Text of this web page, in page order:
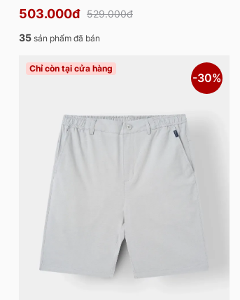
503.000đ 529.000đ
35 sản phẩm đã bán
Chỉ còn tại cửa hàng
-30%